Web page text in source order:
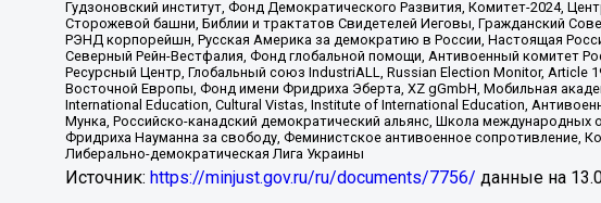
Гудзоновский институт, Фонд Демократического Развития, Комитет-2024,
Сторожевой башни, Библии и трактатов Свидетелей Иеговы, Гражданский
РЭНД корпорейшн, Русская Америка за демократию в России, Настоящая
Северный Рейн-Вестфалия, Фонд глобальной помощи, Антивоенный комитет
Ресурсный Центр, Глобальный союз IndustriALL, Russian Election Monitor,
Восточной Европы, Фонд имени Фридриха Эберта, XZ gGmbH, Мобильная
International Education, Cultural Vistas, Institute of International Education,
Мунка, Российско-канадский демократический альянс, Школа
Фридриха Науманна за свободу, Феминистское антивоенное сопротивление,
Либерально-демократическая Лига Украины
Источник: https://minjust.gov.ru/ru/documents/7756/ данные на